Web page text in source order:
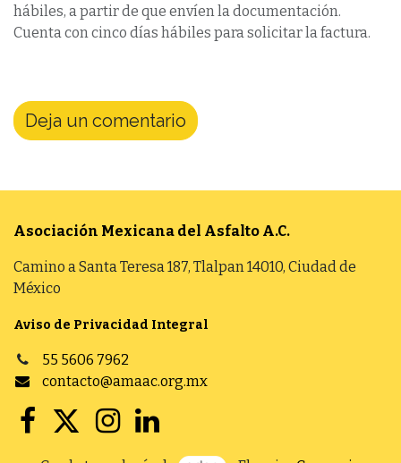
hábiles, a partir de que envíen la documentación.
Cuenta con cinco días hábiles para solicitar la factura.
Deja un comentario
Asociación Mexicana del Asfalto A.C.
Camino a Santa Teresa 187, Tlalpan 14010, Ciudad de
México
Aviso de Privacidad Integral
55 5606 7962
contacto@amaac.org.mx